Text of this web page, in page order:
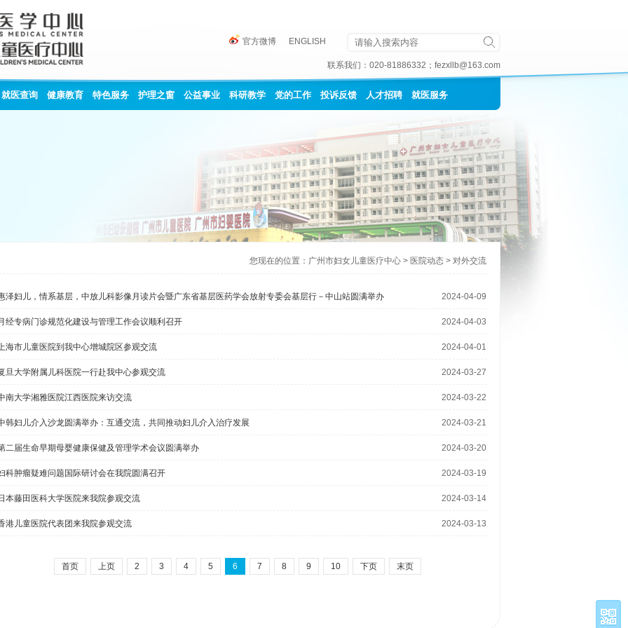
官方微博 ENGLISH
联系我们： 020-81886332 ； fezxllb@163.com
就医查询 健康教育 特色服务 护理之窗 公益事业 科研教学 党的工作 投诉反馈 人才招聘 就医服务
您现在的位置： 广州市妇女儿童医疗中心 > 医院动态 > 对外交流
泽妇儿，情系基层，中放儿科影像月读片会暨广东省基层医药学会放射专委会基层行－中山站圆满举办 2024-04-09
经专病门诊规范化建设与管理工作会议顺利召开 2024-04-03
海市儿童医院到我中心增城院区参观交流 2024-04-01
旦大学附属儿科医院一行赴我中心参观交流 2024-03-27
南大学湘雅医院江西医院来访交流 2024-03-22
韩妇儿介入沙龙圆满举办：互通交流，共同推动妇儿介入治疗发展 2024-03-21
二届生命早期母婴健康保健及管理学术会议圆满举办 2024-03-20
科肿瘤疑难问题国际研讨会在我院圆满召开 2024-03-19
本藤田医科大学医院来我院参观交流 2024-03-14
港儿童医院代表团来我院参观交流 2024-03-13
首页 上页 2 3 4 5 6 7 8 9 10 下页 末页